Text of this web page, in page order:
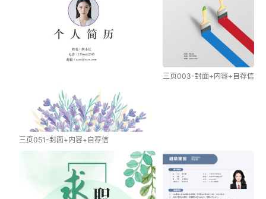
三页051-封面+内容+自荐信
三页003-封面+内容+自荐信